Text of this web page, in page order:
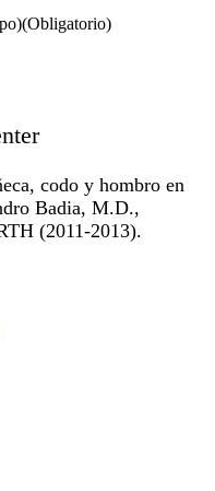
(Obligatorio)
codo y hombro en
Badia, M.D.,
(2011-2013).